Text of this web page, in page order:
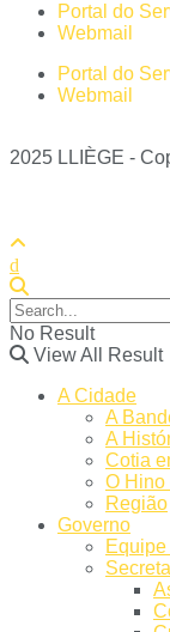
Portal do
Webmail
Portal do
Webmail
2025 LLIÈGE -
No Result
View All Result
A Cidade
A
A
Cotia
O Hino
Região
Governo